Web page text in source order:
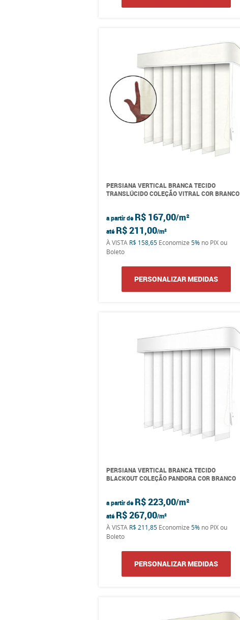
PERSIANA VERTICAL BRANCA TECIDO
TRANSLÚCIDO COLEÇÃO VITRAL COR BRANCO
a partir de R$ 167,00
até R$ 211,00
À VISTA R$ 158,65Economize 5%no PIX ou
Boleto
PERSONALIZAR MEDIDAS
PERSIANA VERTICAL BRANCA TECIDO
BLACKOUT COLEÇÃO PANDORA COR BRANCO
a partir de R$ 223,00
até R$ 267,00
À VISTA R$ 211,85Economize 5%no PIX ou
Boleto
PERSONALIZAR MEDIDAS